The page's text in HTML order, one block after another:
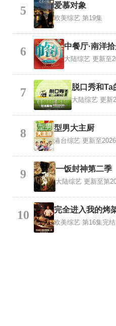
5 爱慕对象
欧美综艺 第19集
6 中餐厅·南洋
大陆综艺 更新至
7 脱口秀和Ta
大陆综艺 更新
8 型男大主厨
港台综艺 更新至
9 一饭封神第二季
大陆综艺 更新至第
10 完全进入我的烤
欧美综艺 第16集完结